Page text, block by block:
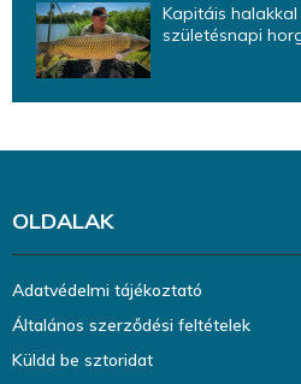
Kapitáis
születésnapi
OLDALAK
Adatvédelmi tájékoztató
Általános szerződési feltételek
Küldd be sztoridat